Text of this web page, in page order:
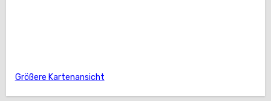
Größere Kartenansicht